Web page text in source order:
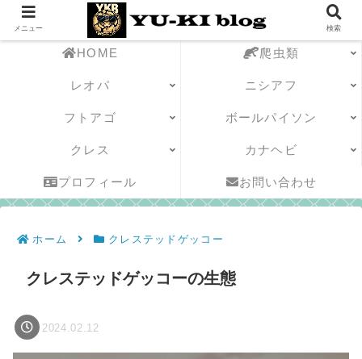
HOME 爬虫類
レオパ ニシアフ
フトアゴ ボールパイソン
クレス カナヘビ
プロフィール お問い合わせ
ホーム クレステッドゲッコー
クレステッドゲッコーの生態
2024.02.12
メニュー 検索